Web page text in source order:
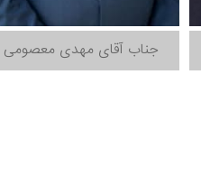
جناب آقای مهدی معصومی